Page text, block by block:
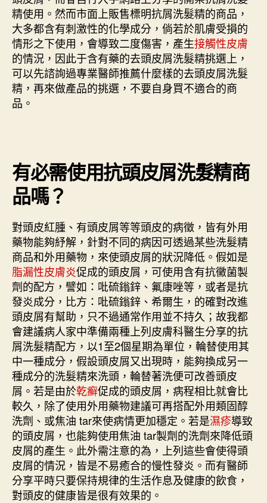
精使用。然而市面上販售標明抗屑洗髮精的商品，
大多都含有刺激性的化學成分，倘若於肌膚受損的
情形之下使用，會導致二度傷害，產生接觸性皮膚
的情況，因此于含有藥的去頭皮屑洗髮精挑選上，
可以先諮詢過專業醫師推薦什麼樣的去頭皮屑洗髮
精，再來做產品的挑選，不要自身買不適合的商
品。
有必需使用抗頭皮屑洗髮精商
品嗎？
對頭皮紅腫、有頭皮屑等等頭皮的病徵，皆有外用
藥物能夠紓解，針對不同的病因可透過某些洗髮精
商品和外用藥物，來使頭皮屑的狀況降低。假如是
脂漏性皮膚炎促成的頭皮屑，可使用含有抗黴菌製
劑的配方，譬如：吡硫鎓鋅、氟康唑等，或者是抗
發炎成分，比方：吡硫鎓鋅、希爾生，的確對改進
頭皮屑有幫助，只不過通常作用並不持久；故我都
會建議病人家中準備兩種上列皮膚科醫生分享的抗
屑洗髮精配方，以1至2個星期為單位，輪替使用其
中一種成分，假設頭皮屑又出現時，能夠換成另一
種成分的洗髮精來洗頭，輪替著洗便可改善頭皮
屑。若是由於乾癬促成的頭皮屑，病程相比就會比
較久，除了使用外用藥物建議可再搭配外用類固醇
洗劑、或焦油 tar來使病情更加穩定。若是濕疹導致
的頭皮屑，也能夠使用焦油 tar製劑的洗劑來降低頭
皮屑的產生。此外需注意的為，上列這些會使得頭
皮屑的情況，皆是不易癒合的慢性發炎。而有醫師
分享平時只要保持規律的生活作息及健康的飲食，
對頭皮的健康皆是很有效果的。